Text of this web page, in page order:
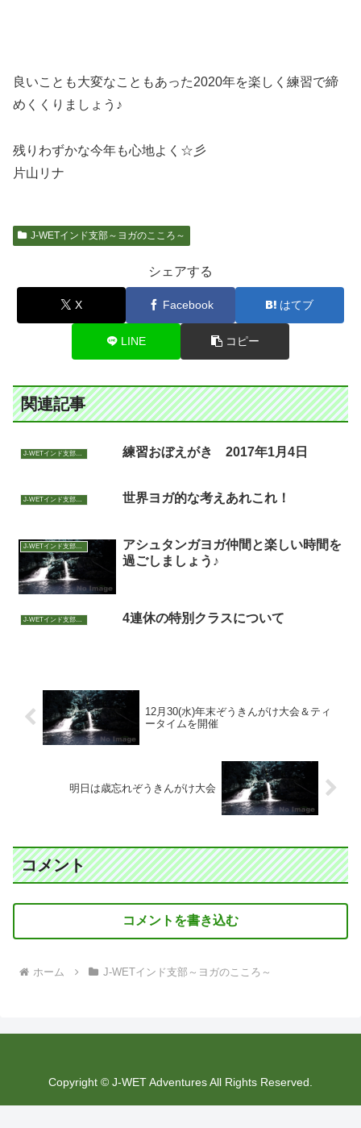
良いことも大変なこともあった2020年を楽しく練習で締
めくくりましょう♪
残りわずかな今年も心地よく☆彡
片山リナ
J-WETインド支部～ヨガのこころ～
シェアする
X Facebook はてブ
LINE コピー
関連記事
J-WETインド支部～ヨガのこころ～ 練習おぼえがき 2017年1月4日
J-WETインド支部～ヨガのこころ～ 世界ヨガ的な考えあれこれ！
J-WETインド支部～ヨガのこころ～
アシュタンガヨガ仲間と楽しい時間を
過ごしましょう♪
J-WETインド支部～ヨガのこころ～ 4連休の特別クラスについて
12月30(水)年末ぞうきんがけ大会＆ティ
ータイムを開催
明日は歳忘れぞうきんがけ大会
コメント
コメントを書き込む
ホーム J-WETインド支部～ヨガのこころ～
Copyright © J-WET Adventures All Rights Reserved.